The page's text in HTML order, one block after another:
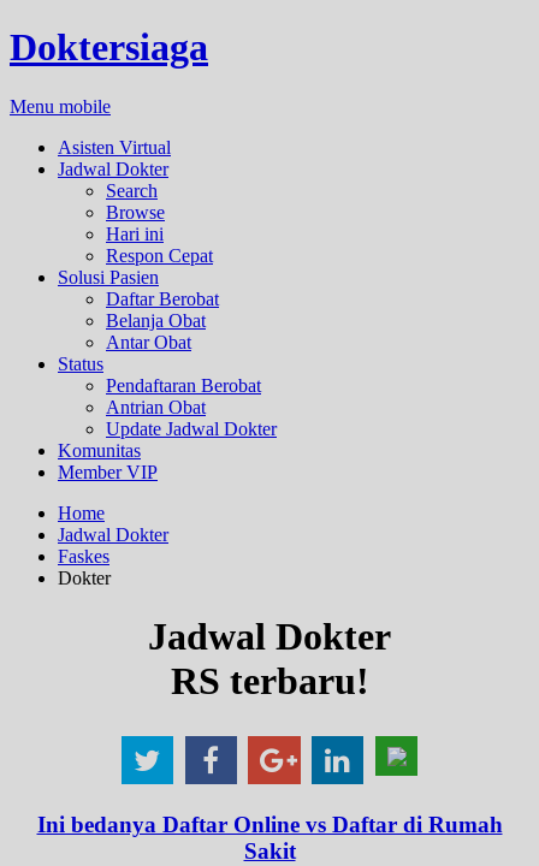
Doktersiaga
Menu mobile
Asisten Virtual
Jadwal Dokter
Search
Browse
Hari ini
Respon Cepat
Solusi Pasien
Daftar Berobat
Belanja Obat
Antar Obat
Status
Pendaftaran Berobat
Antrian Obat
Update Jadwal Dokter
Komunitas
Member VIP
Home
Jadwal Dokter
Faskes
Dokter
Jadwal Dokter
RS terbaru!
Ini bedanya Daftar Online vs Daftar di Rumah
Sakit